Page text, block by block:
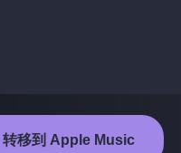
移到 Apple Music